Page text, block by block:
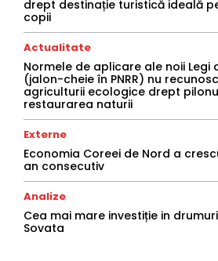
drept destinație turistică ideală
copii
Actualitate
Normele de aplicare ale noii Legi
(jalon-cheie în PNRR) nu
agriculturii ecologice drept
restaurarea naturii
Externe
Economia Coreei de Nord a
an consecutiv
Analize
Cea mai mare investiție in drumuri
Sovata